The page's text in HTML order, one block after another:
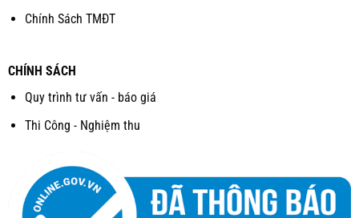
Chính Sách TMĐT
CHÍNH SÁCH
Quy trình tư vấn - báo giá
Thi Công - Nghiệm thu